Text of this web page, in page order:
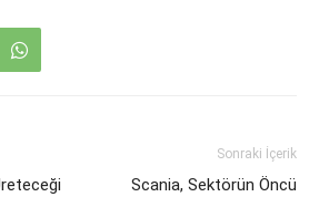
Sonraki İçerik
Scania, Sektörün Öncü